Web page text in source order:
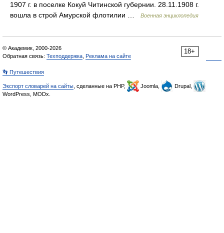
1907 г. в поселке Кокуй Читинской губернии. 28.11.1908 г.
вошла в строй Амурской флотилии …
Военная энциклопедия
18+
© Академик, 2000-2026
Обратная связь: Техподдержка Реклама на сайте
👣 Путешествия
Экспорт словарей на сайты , сделанные на PHP, Joomla,
Drupal,
WordPress, MODx.